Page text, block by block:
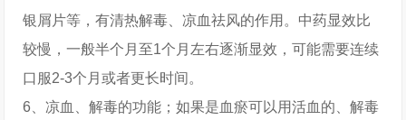
银屑片等，有清热解毒、凉血祛风的作用。中药显效比
较慢，一般半个月至1个月左右逐渐显效，可能需要连续
口服2-3个月或者更长时间。
6、凉血、解毒的功能；如果是血瘀可以用活血的、解毒